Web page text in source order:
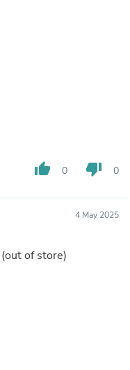
thumb_up 0 thumb_down 0
4 May 2025
(out of store)